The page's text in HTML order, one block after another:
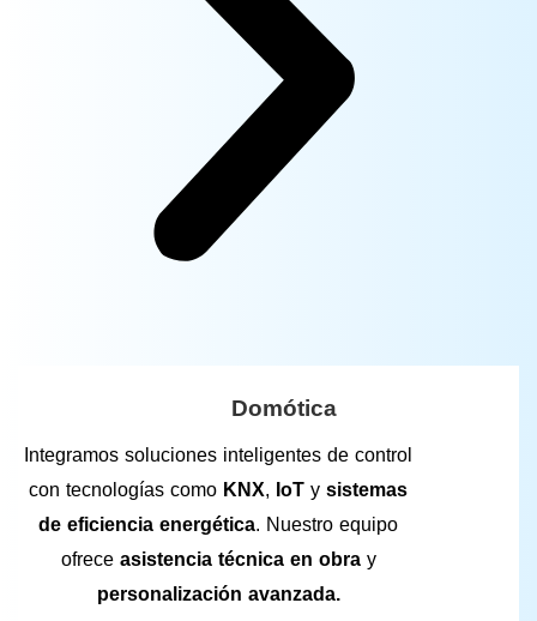
Domótica
Integramos soluciones inteligentes de control
con tecnologías como KNX, IoT ysistemas
de eficiencia energética. Nuestro equipo
ofrece asistencia técnica en obray
personalización avanzada.